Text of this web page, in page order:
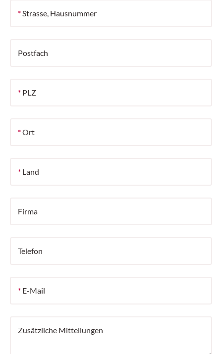
*Strasse, Hausnummer
Postfach
* PLZ
*Ort
* Land
Firma
Telefon
* E-Mail
Zusätzliche Mitteilungen